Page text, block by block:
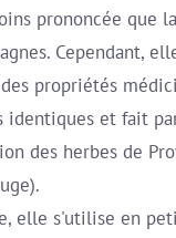
prononcée que
Cependant,
propriétés
identiques et fait
des herbes de
elle s'utilise en